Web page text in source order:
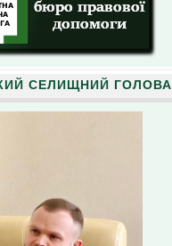
СЕЛИЩНИЙ ГОЛОВА